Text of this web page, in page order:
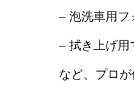
– 泡洗車用フ
– 拭き上げ用
など、プロ